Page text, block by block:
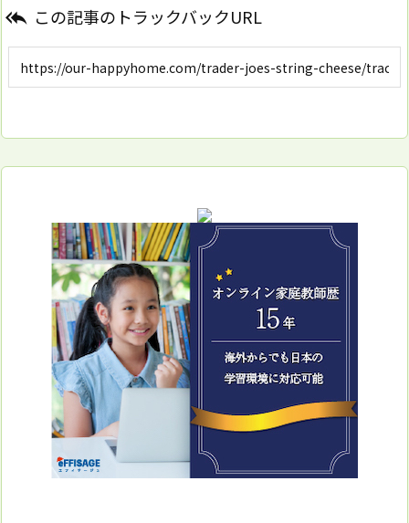
 この記事のトラックバックURL